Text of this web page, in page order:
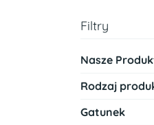
Filtry
Nasze
Rodzaj
Gatunek